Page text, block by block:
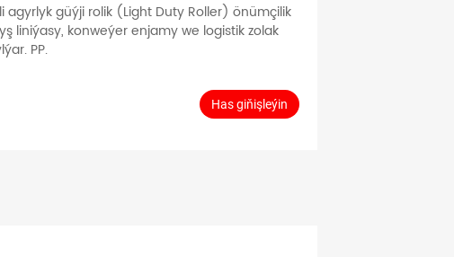
agyrlyk güýji rolik (Light Duty Roller) önümçilik
liniýasy, konweýer enjamy we logistik zolak
PP.
Has giňişleýin